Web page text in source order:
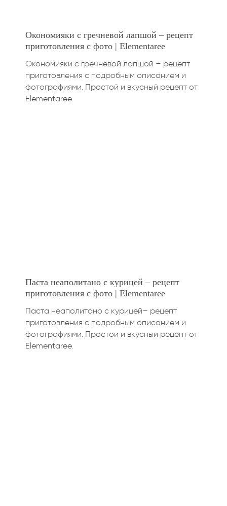
Окономияки с гречневой лапшой – рецепт
приготовления с фото | Elementaree
Окономияки с гречневой лапшой – рецепт
приготовления с подробным описанием и
фотографиями. Простой и вкусный рецепт от
Elementaree.
Паста неаполитано с курицей – рецепт
приготовления с фото | Elementaree
Паста неаполитано с курицей– рецепт
приготовления с подробным описанием и
фотографиями. Простой и вкусный рецепт от
Elementaree.